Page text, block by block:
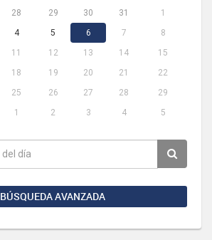
28 29 30 31
1
4 5 6 7
8
11 12 13 14
15
18 19 20 21
22
25 26 27 28
29
1 2 3 4 5
BÚSQUEDA AVANZADA